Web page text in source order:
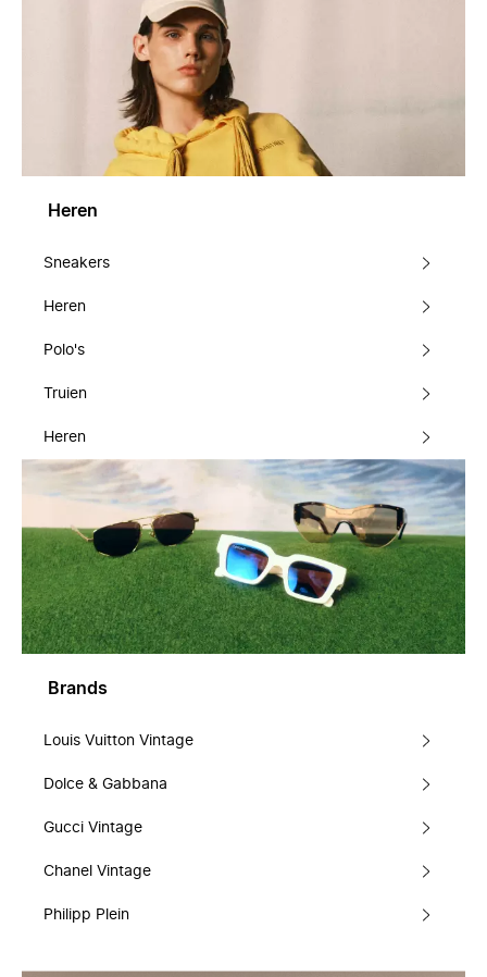
Heren
Sneakers
Heren
Polo's
Truien
Heren
Brands
Louis Vuitton Vintage
Dolce & Gabbana
Gucci Vintage
Chanel Vintage
Philipp Plein